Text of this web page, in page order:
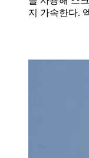
지 가속한다.